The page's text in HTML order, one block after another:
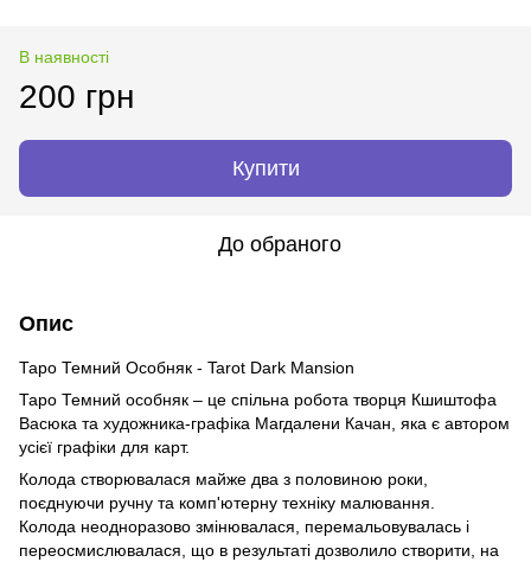
В наявності
200 грн
Купити
До обраного
Опис
Таро Темний Особняк - Tarot Dark Mansion
Таро Темний особняк – це спільна робота творця Кшиштофа
Васюка та художника-графіка Магдалени Качан, яка є автором
усієї графіки для карт.
Колода створювалася майже два з половиною роки,
поєднуючи ручну та комп'ютерну техніку малювання.
Колода неодноразово змінювалася, перемальовувалась і
переосмислювалася, що в результаті дозволило створити, на